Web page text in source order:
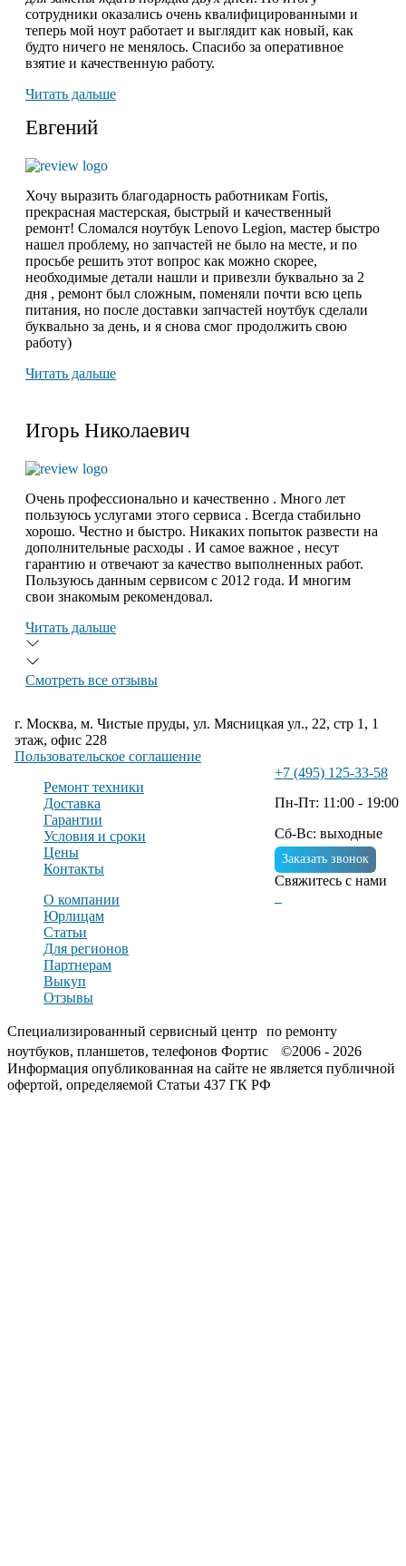
сотрудники оказались очень квалифицированными и
теперь мой ноут работает и выглядит как новый, как
будто ничего не менялось. Спасибо за оперативное
взятие и качественную работу.
Читать дальше
Евгений
Хочу выразить благодарность работникам Fortis,
прекрасная мастерская, быстрый и качественный
ремонт! Сломался ноутбук Lenovo Legion, мастер быстро
нашел проблему, но запчастей не было на месте, и по
просьбе решить этот вопрос как можно скорее,
необходимые детали нашли и привезли буквально за 2
дня , ремонт был сложным, поменяли почти всю цепь
питания, но после доставки запчастей ноутбук сделали
буквально за день, и я снова смог продолжить свою
работу)
Читать дальше
Игорь Николаевич
Очень профессионально и качественно . Много лет
пользуюсь услугами этого сервиса . Всегда стабильно
хорошо. Честно и быстро. Никаких попыток развести на
дополнительные расходы . И самое важное , несут
гарантию и отвечают за качество выполненных работ.
Пользуюсь данным сервисом с 2012 года. И многим
свои знакомым рекомендовал.
Читать дальше
Смотреть все отзывы
г. Москва, м. Чистые пруды, ул. Мясницкая ул., 22, стр 1, 1
этаж, офис 228
Пользовательское соглашение
Ремонт техники
Доставка
Гарантии
Условия и сроки
Цены
Контакты
О компании
Юрлицам
Статьи
Для регионов
Партнерам
Выкуп
Отзывы
+7 (495) 125-33-58
Пн-Пт: 11:00 - 19:00
Сб-Вс: выходные
Заказать звонок
Свяжитесь с нами
Специализированный сервисный центр по ремонту
ноутбуков, планшетов, телефонов Фортис ©2006 - 2026
Информация опубликованная на сайте не является публичной
офертой, определяемой Статьи 437 ГК РФ